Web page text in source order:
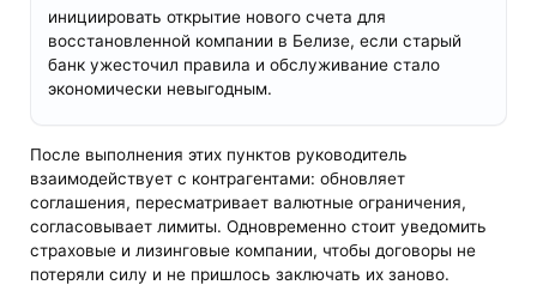
инициировать открытие нового счета для
восстановленной компании в Белизе, если старый
банк ужесточил правила и обслуживание стало
экономически невыгодным.
После выполнения этих пунктов руководитель
взаимодействует с контрагентами: обновляет
соглашения, пересматривает валютные ограничения,
согласовывает лимиты. Одновременно стоит уведомить
страховые и лизинговые компании, чтобы договоры не
потеряли силу и не пришлось заключать их заново.